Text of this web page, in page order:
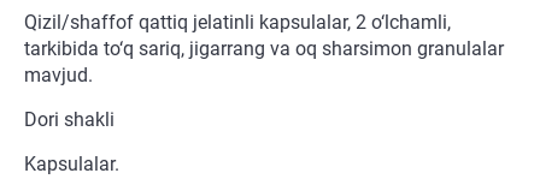
Qizil/shaffof qattiq jelatinli kapsulalar, 2 o‘lchamli,
tarkibida to‘q sariq, jigarrang va oq sharsimon granulalar
mavjud.
Dori shakli
Kapsulalar.